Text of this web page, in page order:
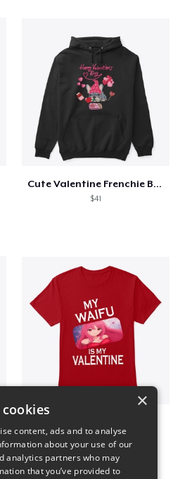
Cute Valentine Frenchie Bulldog
$41
×
content, ads and to analyse
about your use of our
analytics partners who may
that you’ve provided to